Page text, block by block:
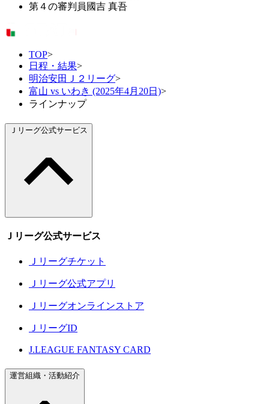
第４の審判員 國吉 真吾
TOP>
日程・結果>
明治安田Ｊ２リーグ>
富山 vs いわき (2025年4月20日)>
ラインナップ
Ｊリーグ公式サービス
Ｊリーグ公式サービス
Ｊリーグチケット
Ｊリーグ公式アプリ
Ｊリーグオンラインストア
ＪリーグID
J.LEAGUE FANTASY CARD
運営組織・活動紹介